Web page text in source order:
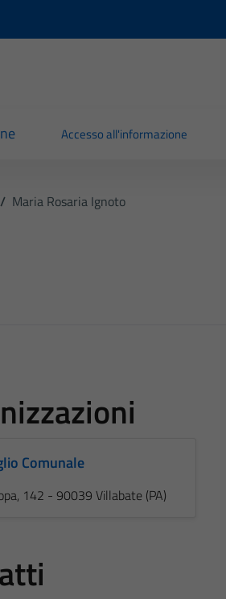
Accesso all'informazione
/ Maria Rosaria Ignoto
Comunale
142 - 90039 Villabate (PA)